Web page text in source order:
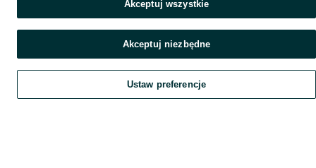
Szukaj Obserwujesz Dodaj Czat Konto
Akceptuj wszystkie
Akceptuj niezbędne
Ustaw preferencje